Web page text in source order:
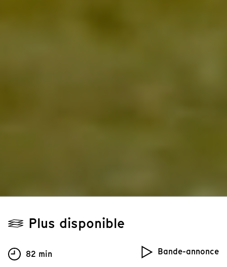
Plus disponible
Bande-annonce
82 min